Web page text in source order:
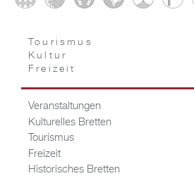
Tourismus
Kultur
Freizeit
Veranstaltungen
Kulturelles Bretten
Tourismus
Freizeit
Historisches Bretten